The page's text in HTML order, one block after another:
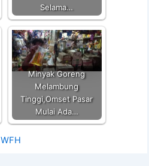
Selama…
Minyak Goreng
Melambung
Tinggi,Omset Pasar
Mulai Ada…
WFH